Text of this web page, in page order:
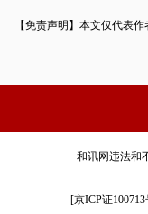
【免责声明】本文仅代表
和讯网违法和
[京ICP证